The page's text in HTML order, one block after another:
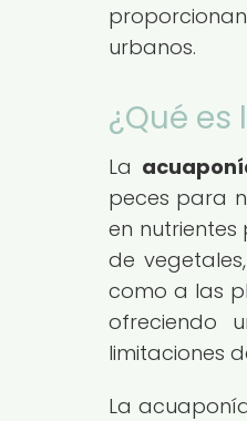
urbanos.
¿Qué
La
peces para
en
de
como a las
ofreciendo
limitaciones
La